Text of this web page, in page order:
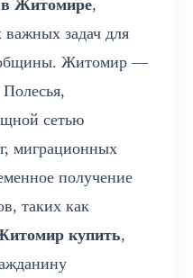
в Житомире,
важных задач для
Житомир —
сетью
миграционных
получение
таких как
купить,